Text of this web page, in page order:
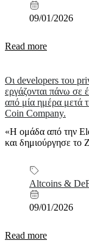
09/01/2026
Read more
Οι developers του
εργάζονται πάνω σε
από μία ημέρα μετά
Coin Company.
«Η ομάδα από την
και δημιούργησε
Altcoins &
09/01/2026
Read more